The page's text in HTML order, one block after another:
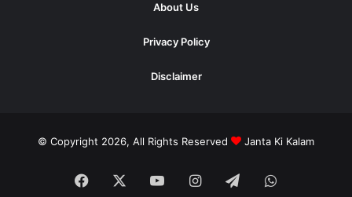
About Us
Privacy Policy
Disclaimer
© Copyright 2026, All Rights Reserved Janta Ki Kalam
Facebook YouTubeInstagram
TelegramWhatsApp